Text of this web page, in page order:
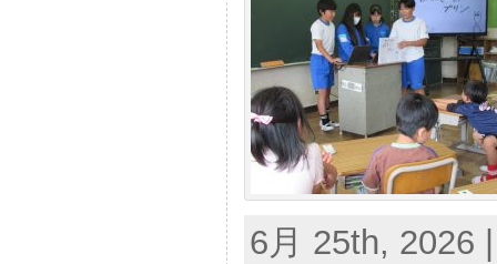
6月 25th, 2026